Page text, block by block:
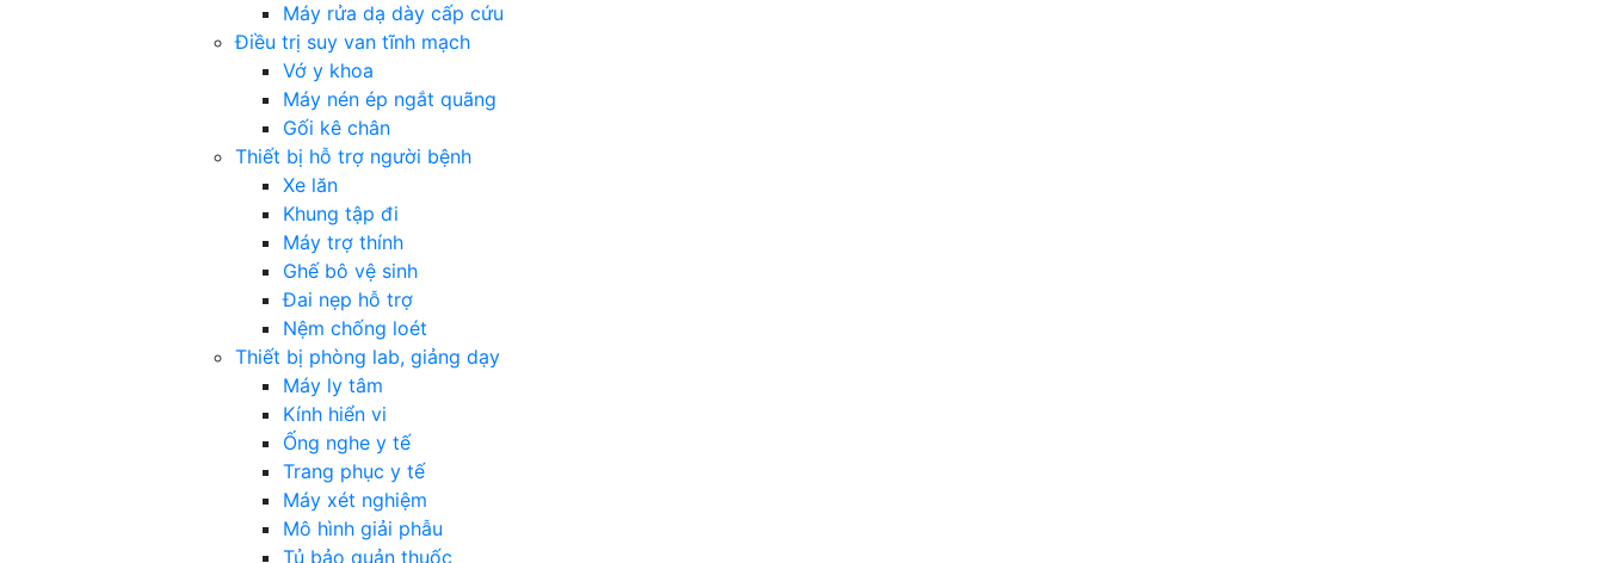
Máy rửa dạ dày cấp cứu
Điều trị suy van tĩnh mạch
Vớ y khoa
Máy nén ép ngắt quãng
Gối kê chân
Thiết bị hỗ trợ người bệnh
Xe lăn
Khung tập đi
Máy trợ thính
Ghế bô vệ sinh
Đai nẹp hỗ trợ
Nệm chống loét
Thiết bị phòng lab, giảng dạy
Máy ly tâm
Kính hiển vi
Ống nghe y tế
Trang phục y tế
Máy xét nghiệm
Mô hình giải phẫu
Tủ bảo quản thuốc